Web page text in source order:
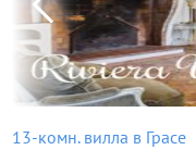
13-комн. вилла в Грасе